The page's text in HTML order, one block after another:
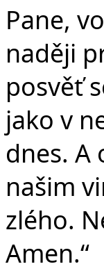
Pane,
naději
posvěť
jako v
dnes. A
našim
zlého.
Amen.“